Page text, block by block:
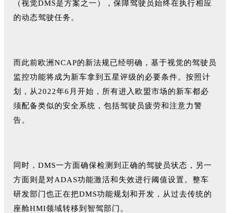
（视觉DMS是方案之一），保障驾驶员始终在执行相应
的动态驾驶任务。
而此前欧洲NCAP的新法规已经明确，基于视觉的驾驶员
监控功能将成为新车拿到五星评级的必要条件。按照计
划，从2022年6月开始，所有进入欧盟市场的新车都必
须配备类似的安全系统，包括驾驶员疲劳和注意力警
告。
同时，DMS一方面确保检测到正确的驾驶员状态，另一
方面则是对ADAS功能激活和失效进行阈值设置。整车
研发部门也正在把DMS功能规划和开发，从过去传统的
座舱HMI领域转移到智驾部门。